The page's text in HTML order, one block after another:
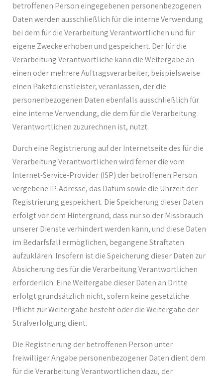
betroffenen Person eingegebenen personenbezogenen
Daten werden ausschließlich für die interne Verwendung
bei dem für die Verarbeitung Verantwortlichen und für
eigene Zwecke erhoben und gespeichert. Der für die
Verarbeitung Verantwortliche kann die Weitergabe an
einen oder mehrere Auftragsverarbeiter, beispielsweise
einen Paketdienstleister, veranlassen, der die
personenbezogenen Daten ebenfalls ausschließlich für
eine interne Verwendung, die dem für die Verarbeitung
Verantwortlichen zuzurechnen ist, nutzt.
Durch eine Registrierung auf der Internetseite des für die
Verarbeitung Verantwortlichen wird ferner die vom
Internet-Service-Provider (ISP) der betroffenen Person
vergebene IP-Adresse, das Datum sowie die Uhrzeit der
Registrierung gespeichert. Die Speicherung dieser Daten
erfolgt vor dem Hintergrund, dass nur so der Missbrauch
unserer Dienste verhindert werden kann, und diese Daten
im Bedarfsfall ermöglichen, begangene Straftaten
aufzuklären. Insofern ist die Speicherung dieser Daten zur
Absicherung des für die Verarbeitung Verantwortlichen
erforderlich. Eine Weitergabe dieser Daten an Dritte
erfolgt grundsätzlich nicht, sofern keine gesetzliche
Pflicht zur Weitergabe besteht oder die Weitergabe der
Strafverfolgung dient.
Die Registrierung der betroffenen Person unter
freiwilliger Angabe personenbezogener Daten dient dem
für die Verarbeitung Verantwortlichen dazu, der